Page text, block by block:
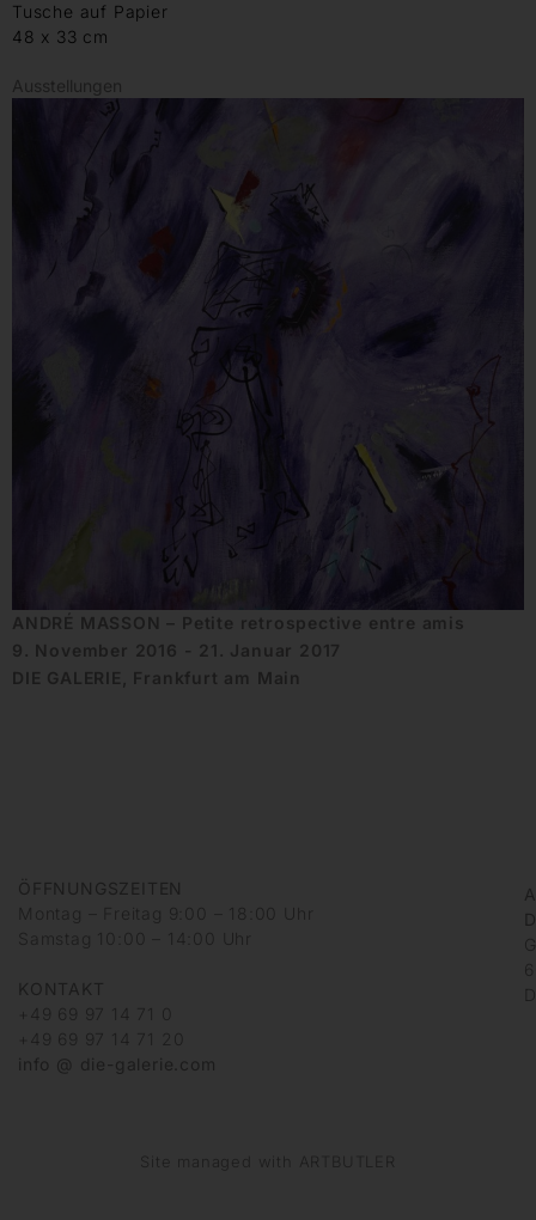
Tusche auf Papier
48 x 33 cm
Ausstellungen
ANDRÉ MASSON – Petite retrospective entre amis
9. November 2016 - 21. Januar 2017
DIE GALERIE, Frankfurt am Main
ÖFFNUNGSZEITEN
Montag – Freitag 9:00 – 18:00 Uhr
Samstag 10:00 – 14:00 Uhr
KONTAKT
+49 69 97 14 71 0
+49 69 97 14 71 20
info @ die-galerie.com
Site managed with ARTBUTLER